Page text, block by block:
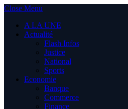
Close Menu
A LA UNE
Actualité
Flash Infos
Justice
National
Sports
Economie
Banque
Commerce
Finance